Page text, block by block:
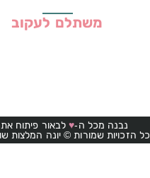
משתלם לעקוב
נבנה מכל ה-♥לבאור פיתוח
כל הזכויות שמורות © יונה המלצות שוות